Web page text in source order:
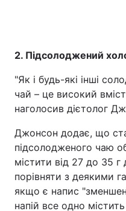
2. Підсолоджений
"Як і будь-які інші
чай – це високий
наголосив дієтолог
Джонсон додає, що
підсолодженого чаю
містити від 27 до 35
порівняти з деякими
якщо є напис
напій все одно